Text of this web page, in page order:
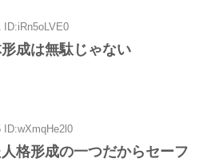
ID:iRn5oLVE0
成は無駄じゃない
ID:wXmqHe2l0
格形成の一つだからセーフ